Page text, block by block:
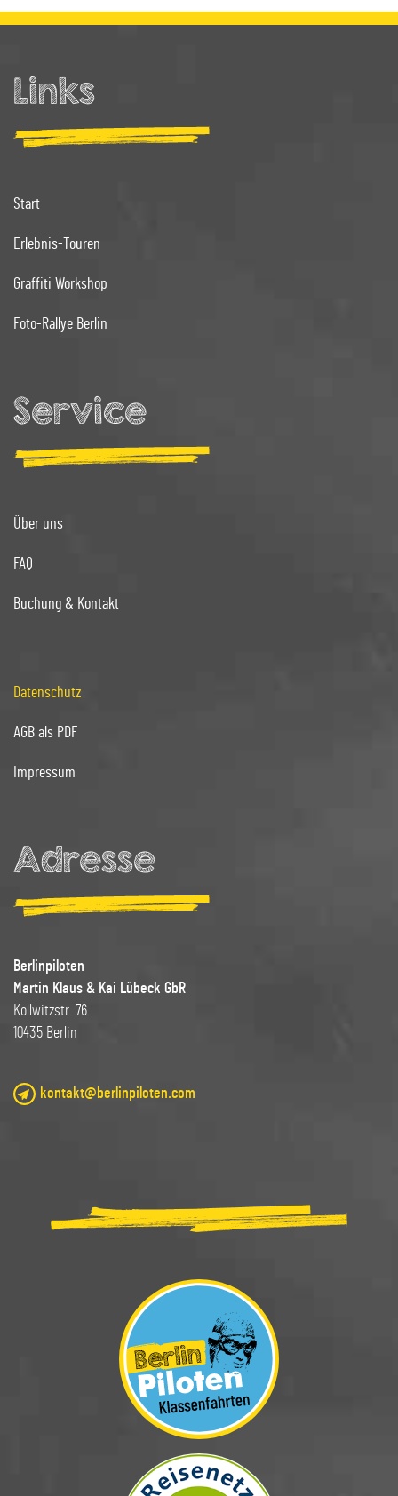
Links
Start
Erlebnis-Touren
Graffiti Workshop
Foto-Rallye Berlin
Service
Über uns
FAQ
Buchung & Kontakt
Datenschutz
AGB als PDF
Impressum
Adresse
Berlinpiloten
Martin Klaus & Kai Lübeck GbR
Kollwitzstr. 76
10435 Berlin
kontakt@berlinpiloten.com